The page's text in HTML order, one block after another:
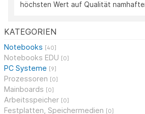
KATEGORIEN
Notebooks [40]
Notebooks EDU [0]
PC Systeme [9]
Prozessoren [0]
Mainboards [0]
Arbeitsspeicher [0]
Festplatten, Speichermedien [0]
höchsten Wert auf Qualität